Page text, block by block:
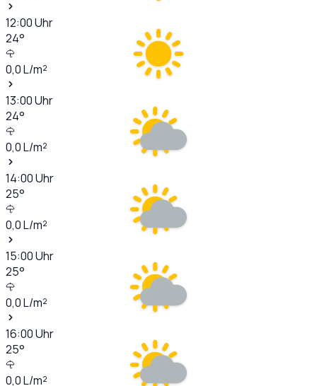
12:00Uhr
24°
0,0L/m²
13:00Uhr
24°
0,0L/m²
14:00Uhr
25°
0,0L/m²
15:00Uhr
25°
0,0L/m²
16:00Uhr
25°
0,0L/m²